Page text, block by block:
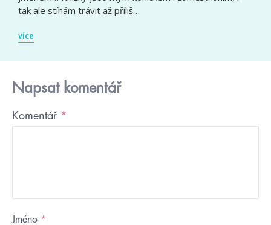
tak ale stíhám trávit až příliš…
více
Napsat komentář
Komentář *
Jméno *